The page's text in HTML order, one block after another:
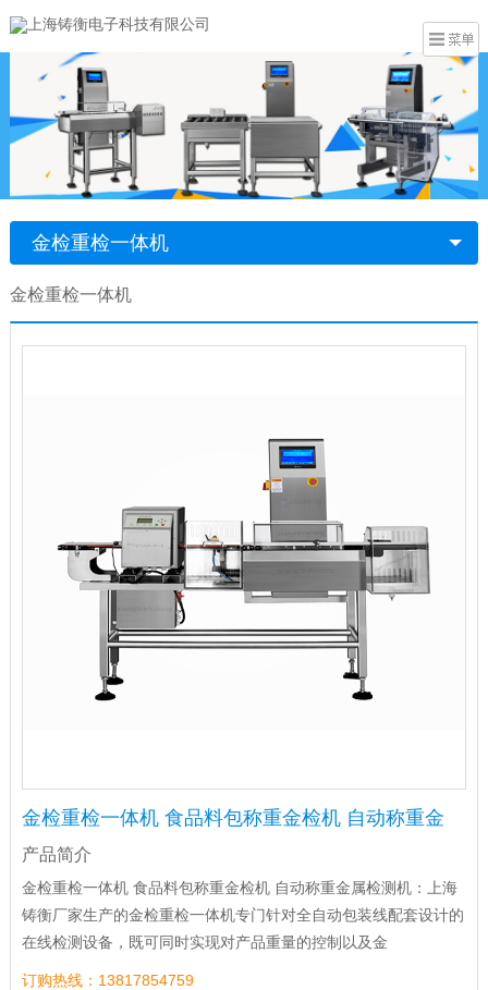
金检重检一体机
金检重检一体机
金检重检一体机 食品料包称重金检机 自动称重金
产品简介
金检重检一体机 食品料包称重金检机 自动称重金属检测机：上海
铸衡厂家生产的金检重检一体机专门针对全自动包装线配套设计的
在线检测设备，既可同时实现对产品重量的控制以及金
订购热线：13817854759